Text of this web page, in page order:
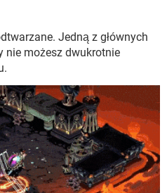
Jedną z głównych
nie możesz dwukrotnie